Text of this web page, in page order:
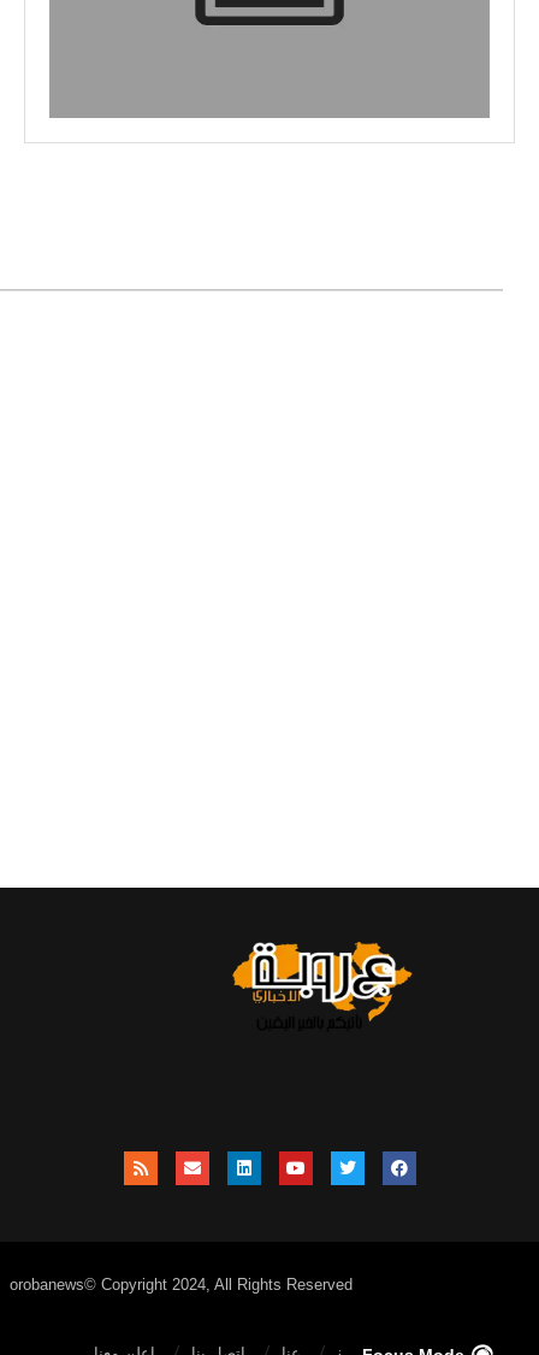
orobanews© Copyright 2024, All Rights Reserved